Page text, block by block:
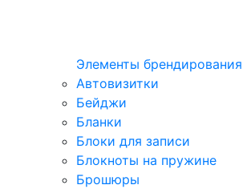
Элементы брендирования
Автовизитки
Бейджи
Бланки
Блоки для записи
Блокноты на пружине
Брошюры